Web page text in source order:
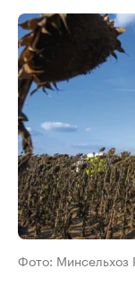
Фото: Минсельхоз